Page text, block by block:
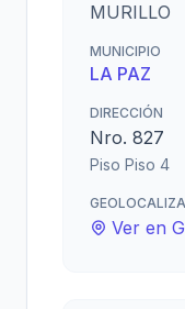
MURILLO
MUNICIPIO
LA PAZ
DIRECCIÓN
Nro. 827
Piso Piso 4
Ver en